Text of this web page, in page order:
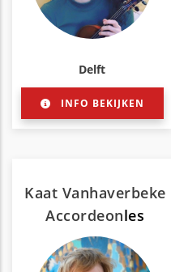
Delft
INFO BEKIJKEN
Kaat Vanhaverbeke
Accordeonles